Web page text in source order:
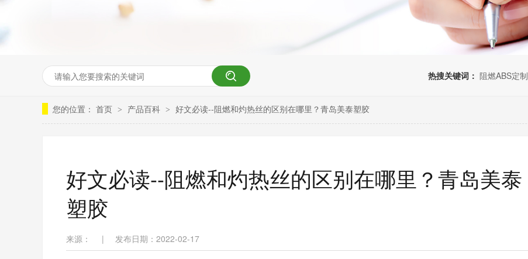
热搜关键词： 阻燃ABS定制
您的位置： 首页 > 产品百科 > 好文必读--阻燃和灼热丝的区别在哪里？青岛美泰塑胶
好文必读--阻燃和灼热丝的区别在哪里？青岛美泰
塑胶
来源： | 发布日期：2022-02-17